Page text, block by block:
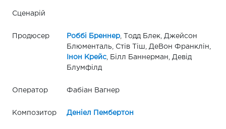
Сценарій
Продюсер Роббі Бреннер, Тодд Блек, Джейсон
Блюменталь, Стів Тіш, ДеВон Франклін,
Інон Крейс, Білл Баннерман, Девід
Блумфілд
Оператор Фабіан Вагнер
Композитор Деніел Пембертон